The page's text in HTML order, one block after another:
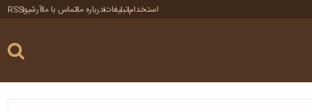
استخدامتبلیغاتدرباره ماتماس با ماآرشیوRSS